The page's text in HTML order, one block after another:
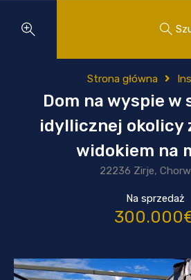
Strona główna
Dom na wyspie w
idyllicznej okolicy
widokiem na
22236 Zirje,
Na sprzedaż